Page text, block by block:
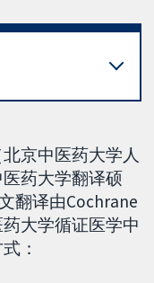
京中医药大学人
药大学翻译硕
翻译由Cochrane
大学循证医学中
：